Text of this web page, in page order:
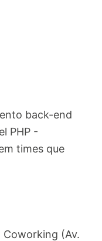
back-end
PHP -
times que
Coworking (Av.